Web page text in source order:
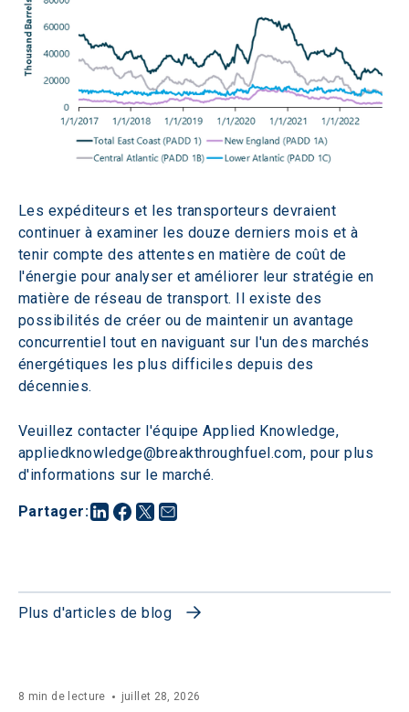
Partager:
Les expéditeurs et les transporteurs devraient
continuer à examiner les douze derniers mois et à
tenir compte des attentes en matière de coût de
l'énergie pour analyser et améliorer leur stratégie en
matière de réseau de transport. Il existe des
possibilités de créer ou de maintenir un avantage
concurrentiel tout en naviguant sur l'un des marchés
énergétiques les plus difficiles depuis des
décennies.
Veuillez contacter l'équipe Applied Knowledge,
appliedknowledge@breakthroughfuel.com, pour plus
d'informations sur le marché.
Plus d'articles de blog
8 min de lecture juillet 28, 2026